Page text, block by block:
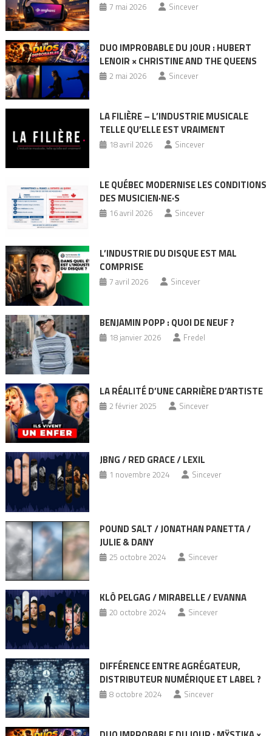
7 mai 2026 Sincever
DUO IMPROBABLE DU JOUR : HUBERT
LENOIR × CHRISTINE AND THE QUEENS
2 mai 2026 Sincever
LA FILIÈRE – L’INDUSTRIE MUSICALE
TELLE QU’ELLE EST VRAIMENT
18 avril 2026 Sincever
LE QUÉBEC MODERNISE LES CONDITIONS
DES MUSICIEN·NE·S
16 avril 2026 Sincever
L’INDUSTRIE DU DISQUE EST MAL
COMPRISE
7 avril 2026 Sincever
BENJAMIN POPP : QUOI DE NEUF ?
18 janvier 2026 Fredel
LA RÉALITÉ D’UNE CARRIÈRE D’ARTISTE
2 février 2025 Sincever
JBNG / RED GRACE / LEXIL
1 novembre 2024 Sincever
POUND SALT / JONATHAN PANETTA /
JULIE & DANY
25 octobre 2024 Sincever
KLÔ PELGAG / MIRABELLE / EVANNA
20 octobre 2024 Sincever
DIFFÉRENCE ENTRE AGRÉGATEUR,
DISTRIBUTEUR NUMÉRIQUE ET LABEL ?
8 octobre 2024 Sincever